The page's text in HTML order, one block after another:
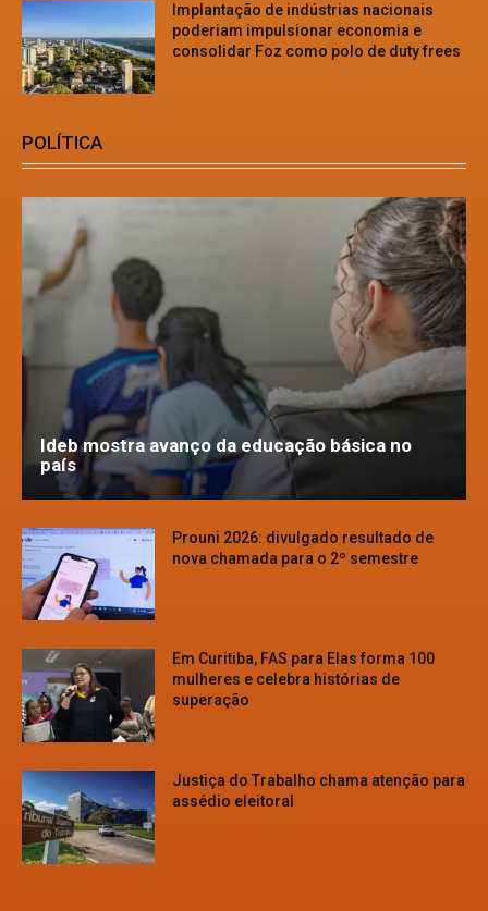
Implantação de indústrias nacionais
poderiam impulsionar economia e
consolidar Foz como polo de duty frees
POLÍTICA
Ideb mostra avanço da educação básica no
país
Prouni 2026: divulgado resultado de
nova chamada para o 2º semestre
Em Curitiba, FAS para Elas forma 100
mulheres e celebra histórias de
superação
Justiça do Trabalho chama atenção para
assédio eleitoral